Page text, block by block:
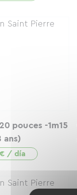
pouces -1m15
ans)
/ día